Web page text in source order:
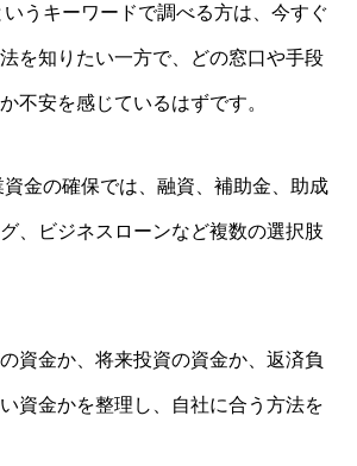
うキーワードで調べる方は、今すぐ
を知りたい一方で、どの窓口や手段
不安を感じているはずです。
金の確保では、融資、補助金、助成
、ビジネスローンなど複数の選択肢
資金か、将来投資の資金か、返済負
資金かを整理し、自社に合う方法を